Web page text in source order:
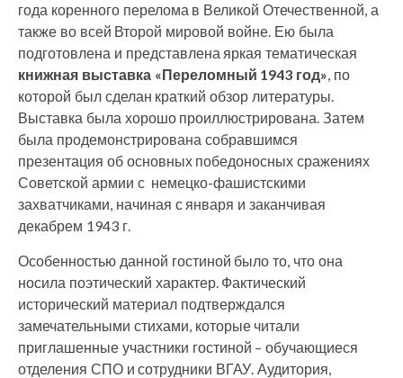
года коренного перелома в Великой Отечественной, а
также во всей Второй мировой войне. Ею была
подготовлена и представлена яркая тематическая
книжная выставка «Переломный 1943 год», по
которой был сделан краткий обзор литературы.
Выставка была хорошо проиллюстрирована. Затем
была продемонстрирована собравшимся
презентация об основных победоносных сражениях
Советской армии с немецко-фашистскими
захватчиками, начиная с января и заканчивая
декабрем 1943 г.
Особенностью данной гостиной было то, что она
носила поэтический характер. Фактический
исторический материал подтверждался
замечательными стихами, которые читали
приглашенные участники гостиной – обучающиеся
отделения СПО и сотрудники ВГАУ. Аудитория,